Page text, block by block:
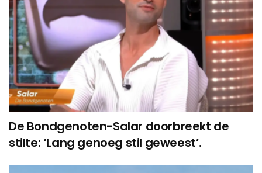
De Bondgenoten-Salar doorbreekt de
stilte: ‘Lang genoeg stil geweest’.